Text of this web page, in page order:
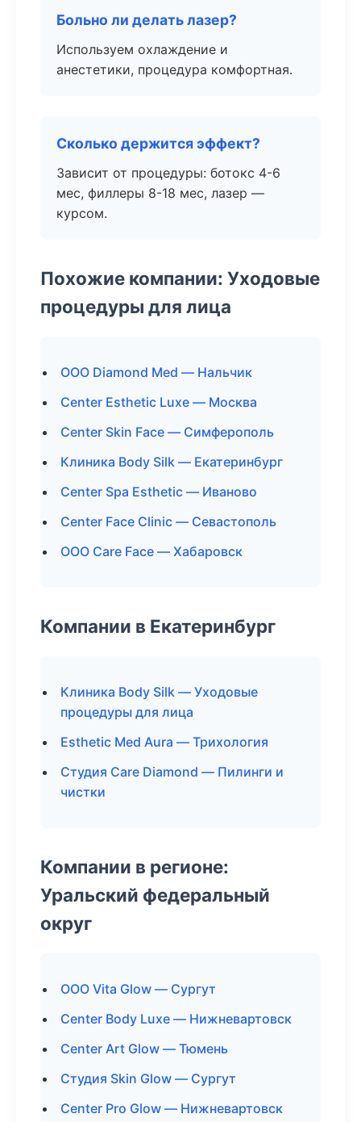
Больно ли делать лазер?
Используем охлаждение и
анестетики, процедура комфортная.
Сколько держится эффект?
Зависит от процедуры: ботокс 4-6
мес, филлеры 8-18 мес, лазер —
курсом.
Похожие компании: Уходовые
процедуры для лица
ООО Diamond Med — Нальчик
Center Esthetic Luxe — Москва
Center Skin Face — Симферополь
Клиника Body Silk — Екатеринбург
Center Spa Esthetic — Иваново
Center Face Clinic — Севастополь
ООО Care Face — Хабаровск
Компании в Екатеринбург
Клиника Body Silk — Уходовые
процедуры для лица
Esthetic Med Aura — Трихология
Студия Care Diamond — Пилинги и
чистки
Компании в регионе:
Уральский федеральный
округ
ООО Vita Glow — Сургут
Center Body Luxe — Нижневартовск
Center Art Glow — Тюмень
Студия Skin Glow — Сургут
Center Pro Glow — Нижневартовск